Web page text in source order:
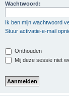
Wachtwoord:
Ik ben mijn wachtwoord
Stuur activatie-e-mail
Onthouden
Mij deze sessie niet